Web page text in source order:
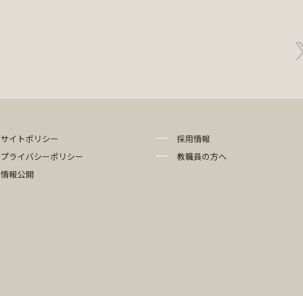
サイトポリシー
プライバシーポリシー
情報公開
採用情報
教職員の方へ